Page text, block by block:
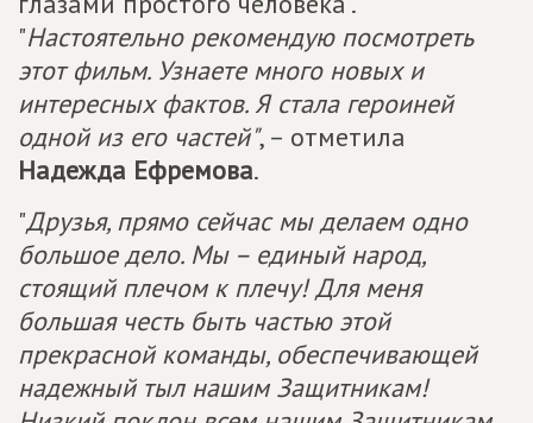
"Настоятельно рекомендую посмотреть
этот фильм. Узнаете много новых и
интересных фактов. Я стала героиней
одной из его частей", – отметила
Надежда Ефремова.
"Друзья, прямо сейчас мы делаем одно
большое дело. Мы – единый народ,
стоящий плечом к плечу! Для меня
большая честь быть частью этой
прекрасной команды, обеспечивающей
надежный тыл нашим Защитникам!